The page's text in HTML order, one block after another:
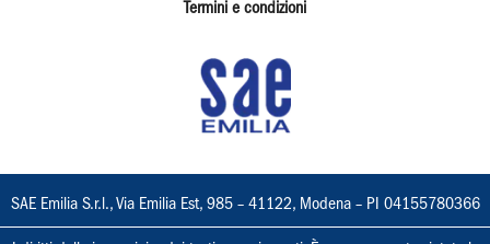
Termini e condizioni
SAE Emilia S.r.l., Via Emilia Est, 985 – 41122, Modena – PI 04155780366